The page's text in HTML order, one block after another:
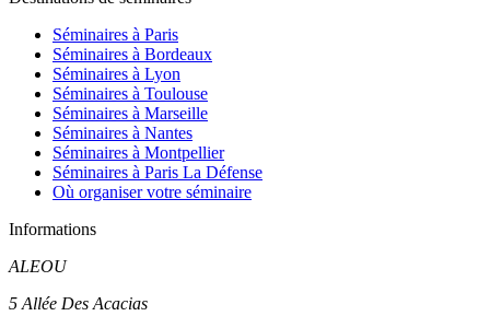
Séminaires à Paris
Séminaires à Bordeaux
Séminaires à Lyon
Séminaires à Toulouse
Séminaires à Marseille
Séminaires à Nantes
Séminaires à Montpellier
Séminaires à Paris La Défense
Où organiser votre séminaire
Informations
ALEOU
5 Allée Des Acacias